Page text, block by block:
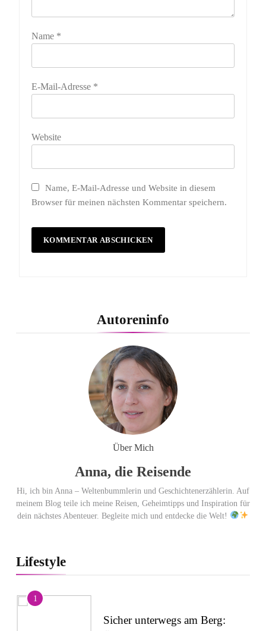
Name *
E-Mail-Adresse *
Website
Name, E-Mail-Adresse und Website in diesem
Browser für meinen nächsten Kommentar speichern.
Autoreninfo
Über Mich
Anna, die Reisende
Hi, ich bin Anna – Weltenbummlerin und Geschichtenerzählerin. Auf
meinem Blog teile ich meine Reisen, Geheimtipps und Inspiration für
dein nächstes Abenteuer. Begleite mich und entdecke die Welt!
Lifestyle
1
Sicher unterwegs am Berg: